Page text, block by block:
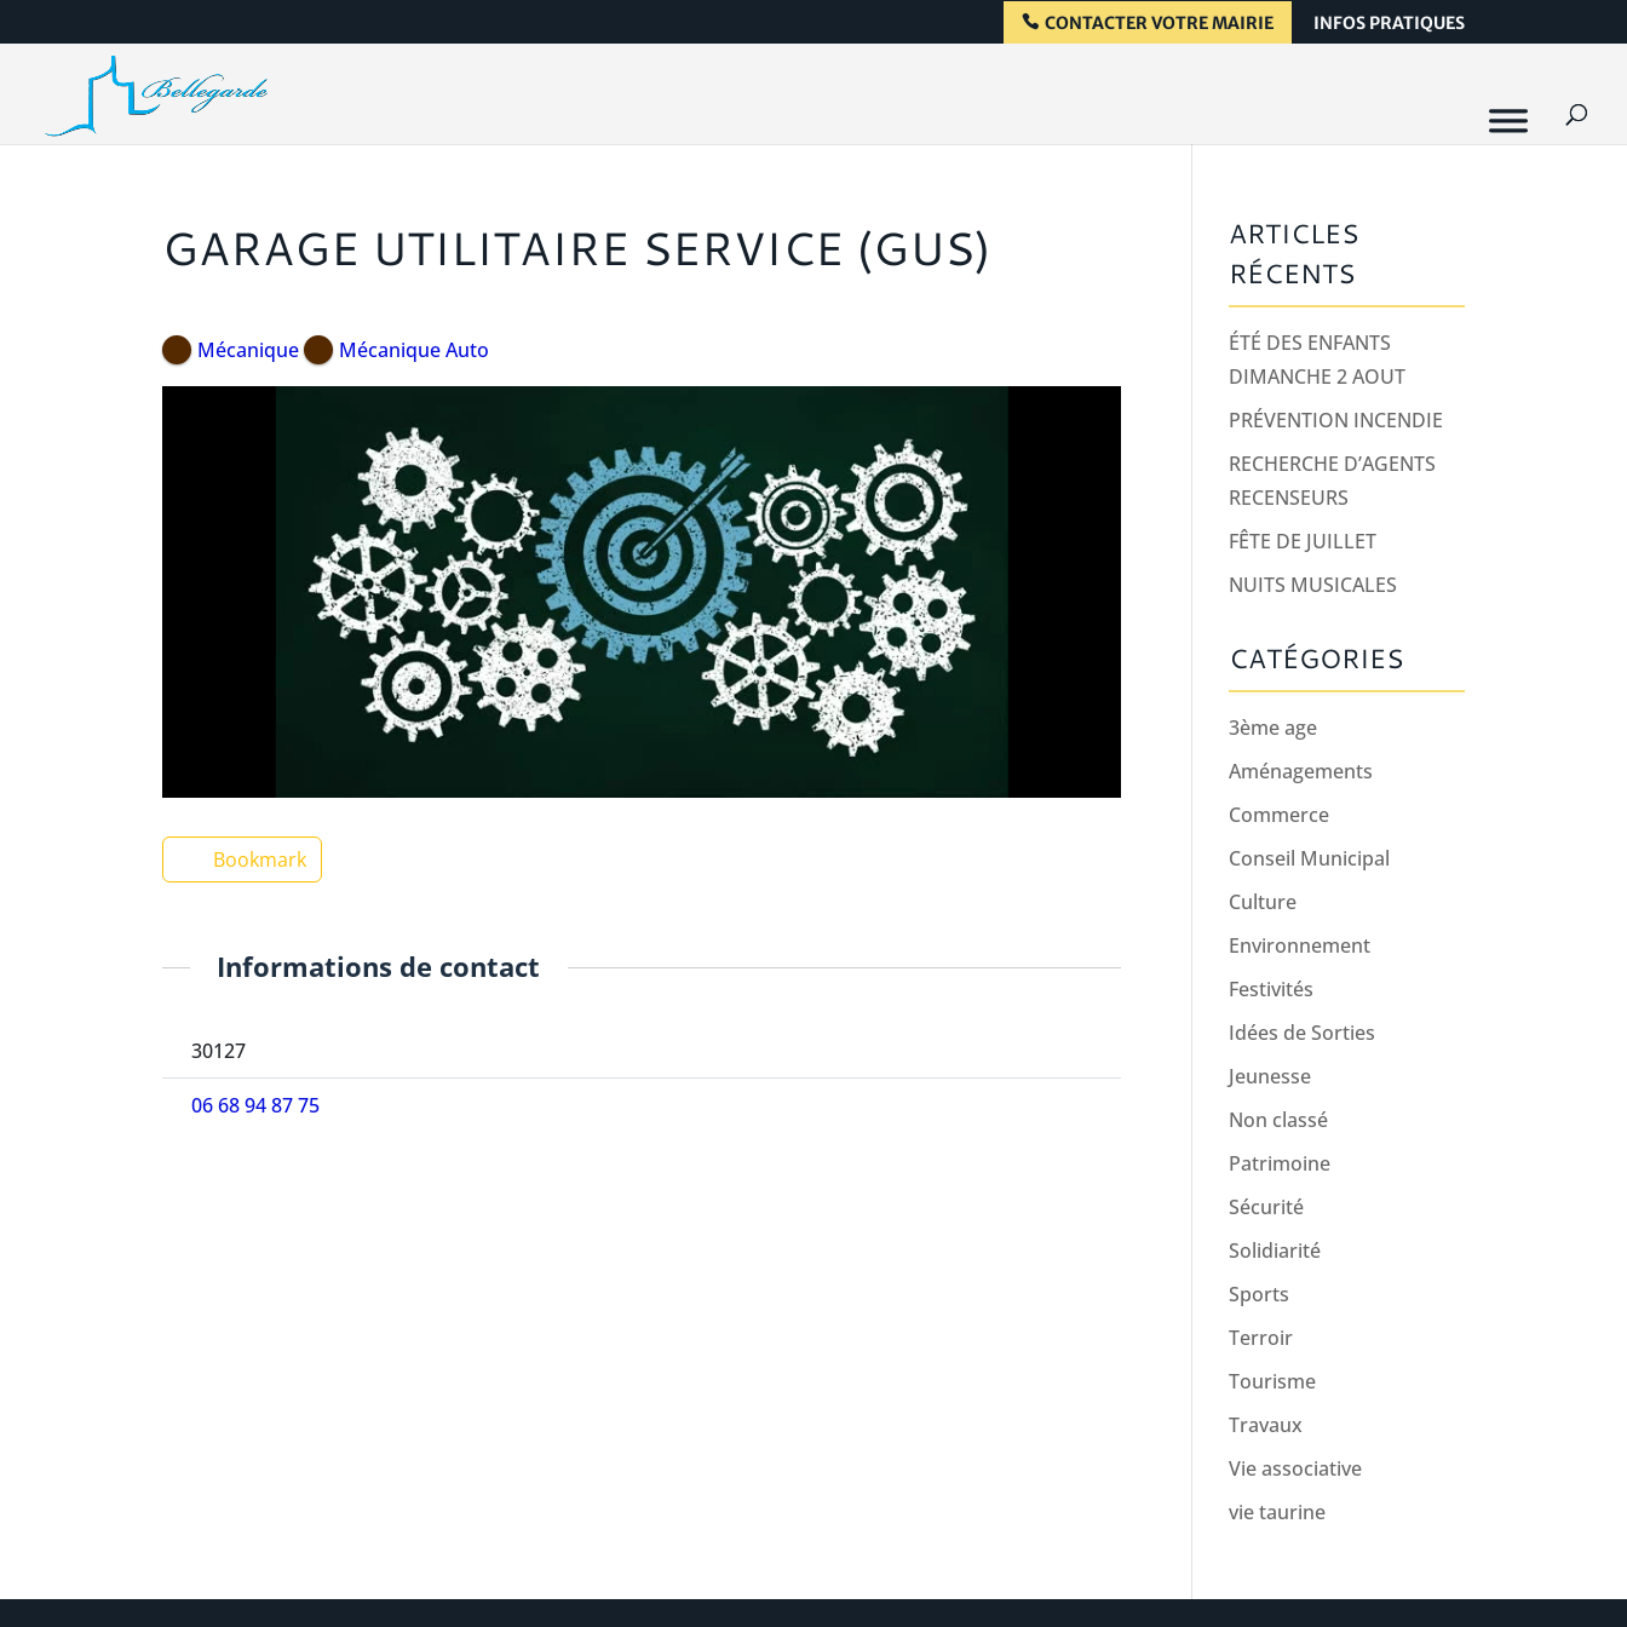
CONTACTER VOTRE MAIRIE INFOS PRATIQUES
GARAGE UTILITAIRE SERVICE (GUS)
Mécanique Mécanique Auto
Bookmark
Informations de contact
30127
06 68 94 87 75
ARTICLES
RÉCENTS
ÉTÉ DES ENFANTS
DIMANCHE 2 AOUT
PRÉVENTION INCENDIE
RECHERCHE D’AGENTS
RECENSEURS
FÊTE DE JUILLET
NUITS MUSICALES
CATÉGORIES
3ème age
Aménagements
Commerce
Conseil Municipal
Culture
Environnement
Festivités
Idées de Sorties
Jeunesse
Non classé
Patrimoine
Sécurité
Solidiarité
Sports
Terroir
Tourisme
Travaux
Vie associative
vie taurine